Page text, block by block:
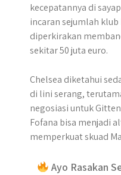
kecepatannya di
incaran sejumlah klub
diperkirakan
sekitar 50 juta euro.
Chelsea diketahui
di lini serang,
negosiasi untuk
Fofana bisa menjadi
memperkuat skuad
Ayo Rasakan